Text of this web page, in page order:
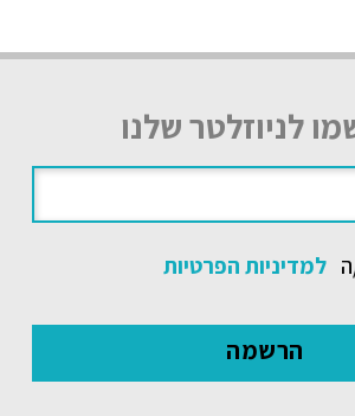
לניוזלטר שלנו
למדיניות הפרטיות